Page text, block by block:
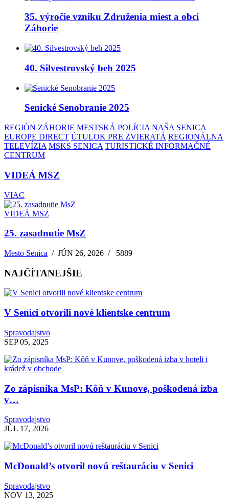
35. výročie vzniku Združenia miest a obcí
Záhorie
40. Silvestrovský beh 2025
Senické Senobranie 2025
REGIÓN ZÁHORIE MESTSKÁ POLÍCIA NAŠA SENICA
EUROPE DIRECT ÚTULOK PRE ZVIERATÁ REGIONÁLNA
TELEVÍZIA MSKS SENICA TURISTICKÉ INFORMAČNÉ
CENTRUM
VIDEÁ MSZ
VIAC
VIDEÁ MSZ
25. zasadnutie MsZ
Mesto Senica /JÚN 26, 2026 / 5889
NAJČÍTANEJŠIE
V Senici otvorili nové klientske centrum
Spravodajstvo
SEP 05, 2025
Zo zápisníka MsP: Kôň v Kunove, poškodená izba
v…
Spravodajstvo
JÚL 17, 2026
McDonald’s otvoril novú reštauráciu v Senici
Spravodajstvo
NOV 13, 2025